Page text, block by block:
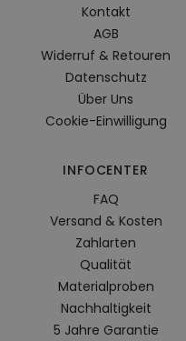
Kontakt
AGB
Widerruf & Retouren
Datenschutz
Über Uns
Cookie-Einwilligung
INFOCENTER
FAQ
Versand & Kosten
Zahlarten
Qualität
Materialproben
Nachhaltigkeit
5 Jahre Garantie